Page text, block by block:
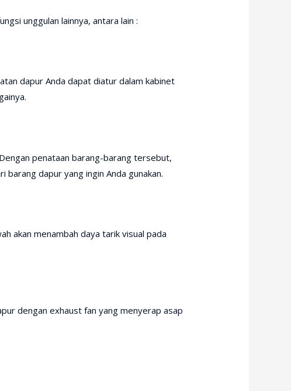
unggulan lainnya, antara lain :
dapur Anda dapat diatur dalam kabinet
penataan barang-barang tersebut,
barang dapur yang ingin Anda gunakan.
akan menambah daya tarik visual pada
dengan exhaust fan yang menyerap asap